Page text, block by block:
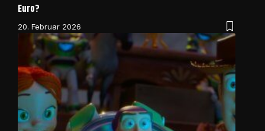
Euro?
20. Februar 2026